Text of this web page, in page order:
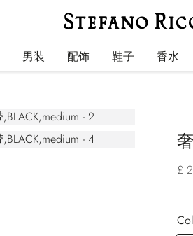
男装 配饰 鞋子 香水
£